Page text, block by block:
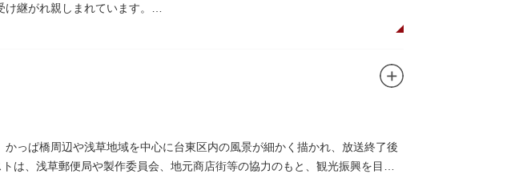
継がれ親しまれています。
です。福笹に各社寺の福絵馬をつけ、色紙・福絵に御朱印をいただきながら
て広く各所に名所・旧跡があります。七福神をめぐる途中、これらの名跡も
れることでしょう。
っぱ橋周辺や浅草地域を中心に台東区内の風景が細かく描かれ、放送終了後
は、浅草郵便局や製作委員会、地元商店街等の協力のもと、観光振興を目的